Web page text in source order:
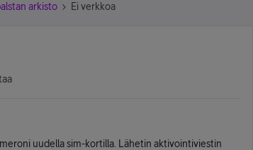
arkisto Ei verkkoa
uudella sim-kortilla. Lähetin aktivointiviestin